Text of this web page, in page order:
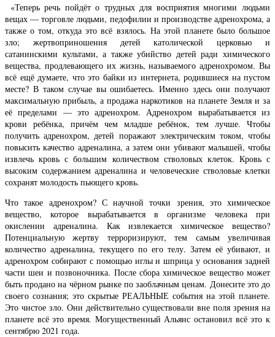
«Теперь речь пойдёт о трудных для восприятия многими людьми
вещах — торговле людьми, педофилии и производстве адренохрома, а
также о том, откуда это всё взялось. На этой планете было большое
зло; жертвоприношения детей католической церковью и
сатанинскими культами, а также убийство детей ради химического
вещества, продлевающего их жизнь, называемого адренохромом. Вы
всё ещё думаете, что это байки из интернета, родившиеся на пустом
месте? В таком случае вы ошибаетесь. Именно здесь они получают
максимальную прибыль, а продажа наркотиков на планете Земля и за
её пределами — это адренохром. Адренохром вырабатывается из
крови ребёнка, причём чем младше ребёнок, тем лучше. Чтобы
получить адренохром, детей поражают электрическим током, чтобы
повысить качество адреналина, а затем они убивают малышей, чтобы
извлечь кровь с большим количеством стволовых клеток. Кровь с
высоким содержанием адреналина и человеческие стволовые клетки
сохранят молодость пьющего кровь.
Что такое адренохром? С научной точки зрения, это химическое
вещество, которое вырабатывается в организме человека при
окислении адреналина. Как извлекается химическое вещество?
Потенциальную жертву терроризируют, тем самым увеличивая
количество адреналина, текущего по его телу. Затем её убивают, и
адренохром собирают с помощью иглы и шприца у основания задней
части шеи и позвоночника. После сбора химическое вещество может
быть продано на чёрном рынке по заоблачным ценам. Донесите это до
своего сознания; это скрытые РЕАЛЬНЫЕ события на этой планете.
Это чистое зло. Они действительно существовали вне поля зрения на
планете всё это время. Могущественный Альянс остановил всё это к
сентябрю 2021 года.